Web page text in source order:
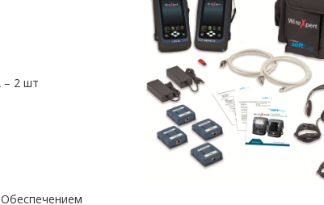
– 2 шт